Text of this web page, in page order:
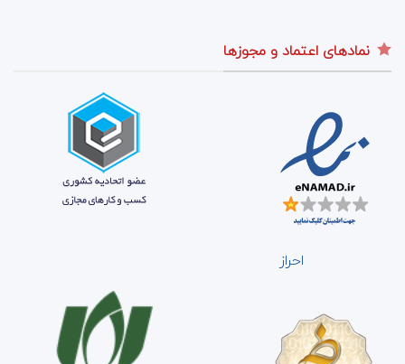
نمادهای اعتماد و مجوزها
احراز